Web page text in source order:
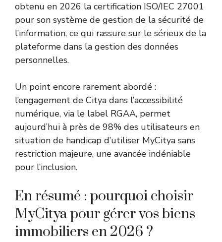
obtenu en 2026 la certification ISO/IEC 27001
pour son système de gestion de la sécurité de
l’information, ce qui rassure sur le sérieux de la
plateforme dans la gestion des données
personnelles.
Un point encore rarement abordé :
l’engagement de Citya dans l’accessibilité
numérique, via le label RGAA, permet
aujourd’hui à près de 98% des utilisateurs en
situation de handicap d’utiliser MyCitya sans
restriction majeure, une avancée indéniable
pour l’inclusion.
En résumé : pourquoi choisir
MyCitya pour gérer vos biens
immobiliers en 2026 ?